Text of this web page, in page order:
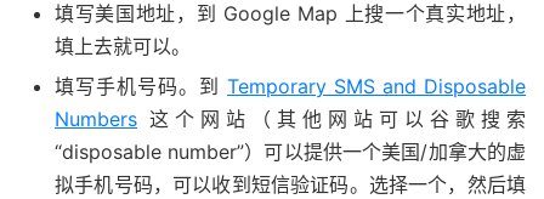
填写美国地址，到 Google Map 上搜一个真实地址，
填上去就可以。
填写手机号码。到 Temporary SMS and Disposable
Numbers 这个网站（其他网站可以谷歌搜索
“disposable number”）可以提供一个美国/加拿大的虚
拟手机号码，可以收到短信验证码。选择一个，然后填